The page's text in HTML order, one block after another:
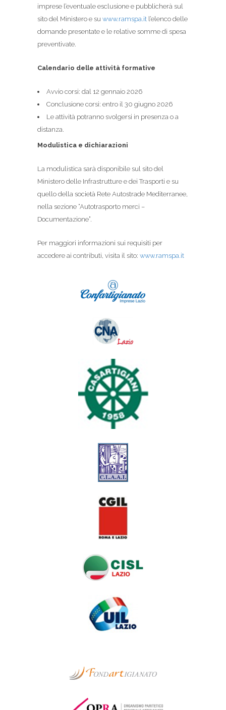
imprese l’eventuale esclusione e pubblicherà sul
sito del Ministero e su www.ramspa.it l’elenco delle
domande presentate e le relative somme di spesa
preventivate.
Calendario delle attività formative
Avvio corsi: dal 12 gennaio 2026
Conclusione corsi: entro il 30 giugno 2026
Le attività potranno svolgersi in presenza o a
distanza.
Modulistica e dichiarazioni
La modulistica sarà disponibile sul sito del
Ministero delle Infrastrutture e dei Trasporti e su
quello della società Rete Autostrade Mediterranee,
nella sezione “Autotrasporto merci –
Documentazione”.
Per maggiori informazioni sui requisiti per
accedere ai contributi, visita il sito: www.ramspa.it